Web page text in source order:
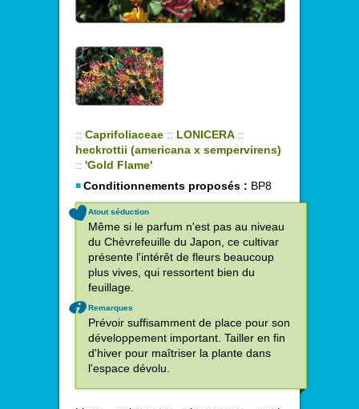
:: Caprifoliaceae :: LONICERA ::
heckrottii (americana x sempervirens)
:: 'Gold Flame'
Conditionnements proposés : BP8
Atout séduction
Même si le parfum n'est pas au niveau
du Chèvrefeuille du Japon, ce cultivar
présente l'intérêt de fleurs beaucoup
plus vives, qui ressortent bien du
feuillage.
Remarques
Prévoir suffisamment de place pour son
développement important. Tailler en fin
d'hiver pour maîtriser la plante dans
l'espace dévolu.